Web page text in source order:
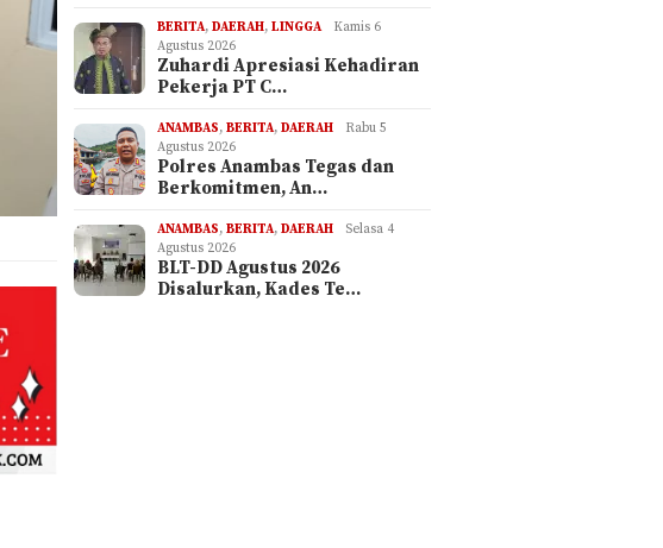
BERITA,DAERAH,LINGGA
Kamis 6
Agustus 2026
Zuhardi Apresiasi Kehadiran
Pekerja PT C…
ANAMBAS,BERITA,DAERAH
Rabu 5
Agustus 2026
Polres Anambas Tegas dan
Berkomitmen, An…
ANAMBAS,BERITA,DAERAH
Selasa 4
Agustus 2026
BLT-DD Agustus 2026
Disalurkan, Kades Te…